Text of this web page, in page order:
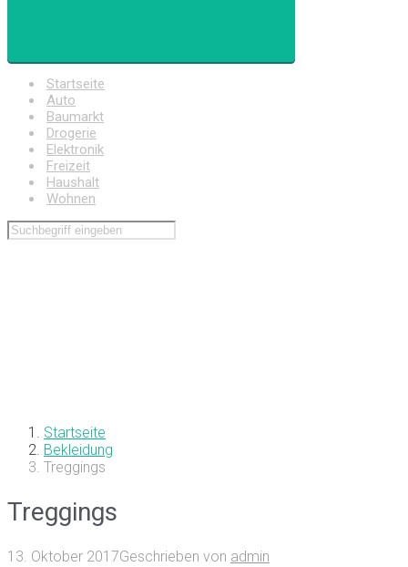
Startseite
Auto
Baumarkt
Drogerie
Elektronik
Freizeit
Haushalt
Wohnen
Startseite
Bekleidung
Treggings
Treggings
13. Oktober 2017Geschrieben von admin